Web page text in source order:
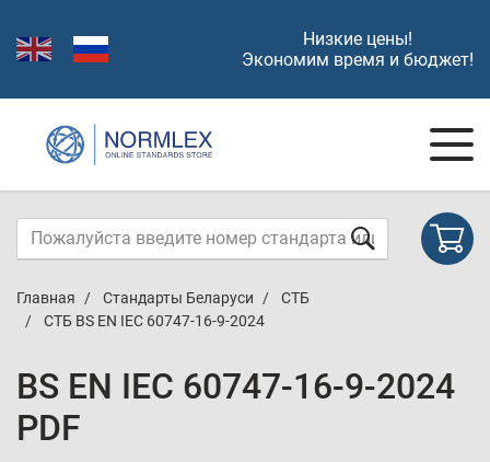
Низкие цены!
Экономим время и бюджет!
Главная Стандарты Беларуси
СТБ
СТБ BS EN IEC 60747-16-9-2024
BS EN IEC 60747-16-9-2024
PDF